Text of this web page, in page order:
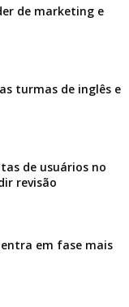
de marketing e
turmas de inglês e
de usuários no
revisão
em fase mais